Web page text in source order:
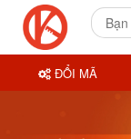
ĐỔI MÃ